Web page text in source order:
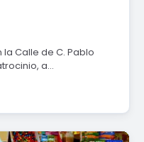
la Calle de C. Pablo
a…